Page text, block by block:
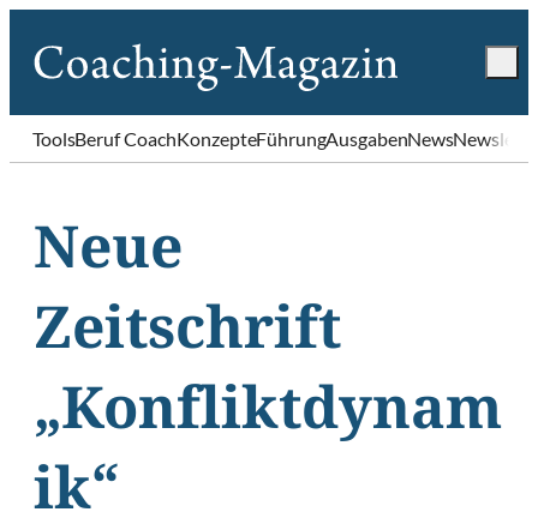
ToolsBeruf CoachKonzepteFührungAusgabenNews
Neue
Zeitschrift
„Konfliktdynam